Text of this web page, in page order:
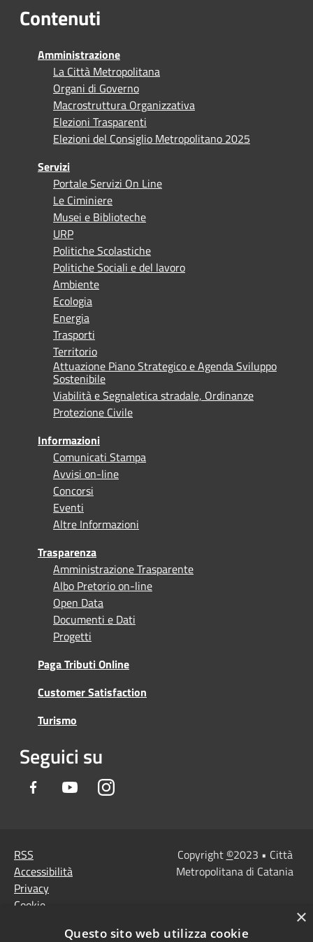
Contenuti
Amministrazione
La Città Metropolitana
Organi di Governo
Macrostruttura Organizzativa
Elezioni Trasparenti
Elezioni del Consiglio Metropolitano 2025
Servizi
Portale Servizi On Line
Le Ciminiere
Musei e Biblioteche
URP
Politiche Scolastiche
Politiche Sociali e del lavoro
Ambiente
Ecologia
Energia
Trasporti
Territorio
Attuazione Piano Strategico e Agenda Sviluppo
Sostenibile
Viabilità e Segnaletica stradale, Ordinanze
Protezione Civile
Informazioni
Comunicati Stampa
Avvisi on-line
Concorsi
Eventi
Altre Informazioni
Trasparenza
Amministrazione Trasparente
Albo Pretorio on-line
Open Data
Documenti e Dati
Progetti
Paga Tributi Online
Customer Satisfaction
Turismo
Seguici su
Facebook YoutubeInstagram
RSS
Accessibilità
Privacy
Cookie
Copyright ©2023 • Città
Metropolitana di Catania
×
Questo sito web utilizza cookie